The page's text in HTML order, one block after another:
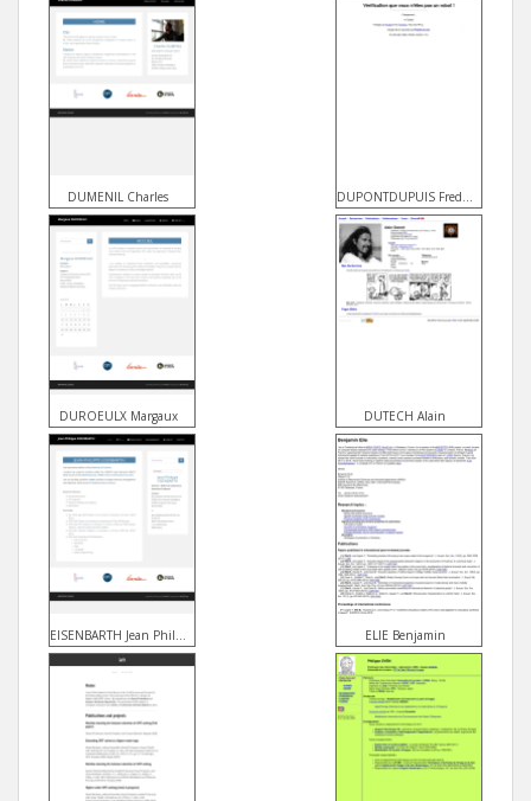
DUMENIL Charles
DUROEULX Margaux DUTECH Alain
EISENBARTH Jean Philippe ELIE Benjamin